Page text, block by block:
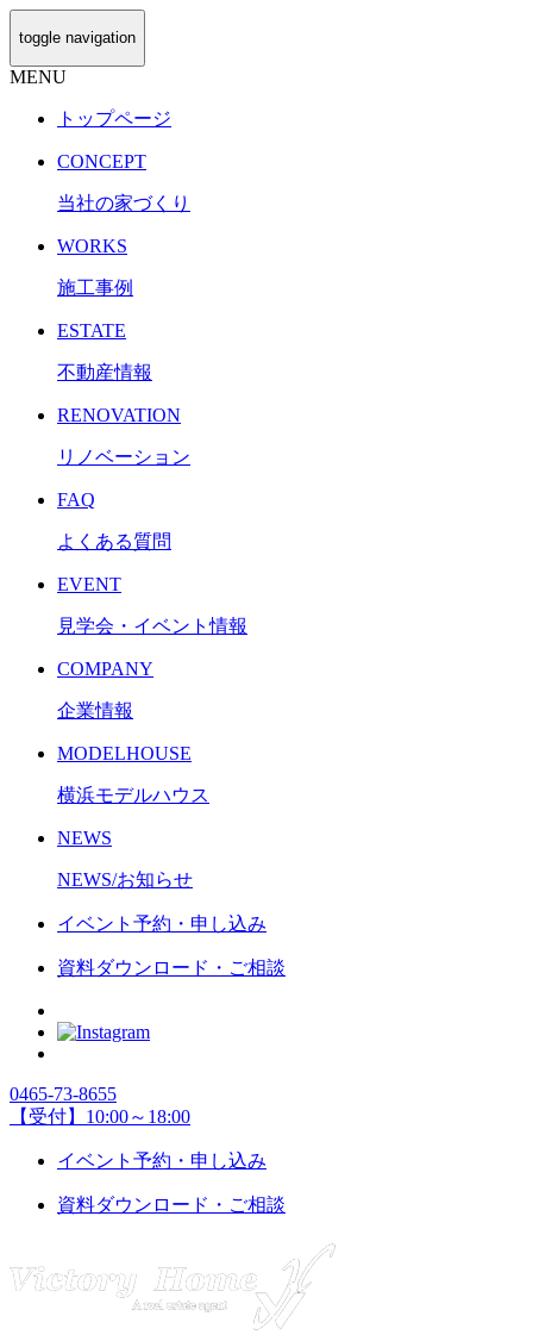
toggle navigation
MENU
トップページ
CONCEPT
当社の家づくり
WORKS
施工事例
ESTATE
不動産情報
RENOVATION
リノベーション
FAQ
よくある質問
EVENT
見学会・イベント情報
COMPANY
企業情報
MODELHOUSE
横浜モデルハウス
NEWS
NEWS/お知らせ
イベント予約・申し込み
資料ダウンロード・ご相談
0465-73-8655
【受付】10:00～18:00
イベント予約・申し込み
資料ダウンロード・ご相談